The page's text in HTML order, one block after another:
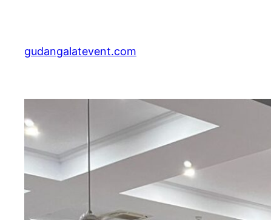
kontengudangalatevent.com